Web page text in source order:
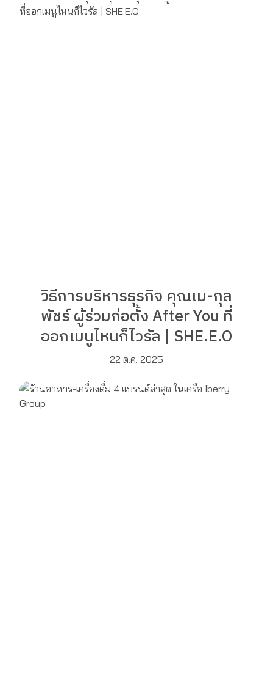
วิธีการบริหารธุรกิจ คุณเม-กุล
พัชร์ ผู้ร่วมก่อตั้ง After You ที่
ออกเมนูไหนก็ไวรัล | SHE.E.O
22 ต.ค. 2025